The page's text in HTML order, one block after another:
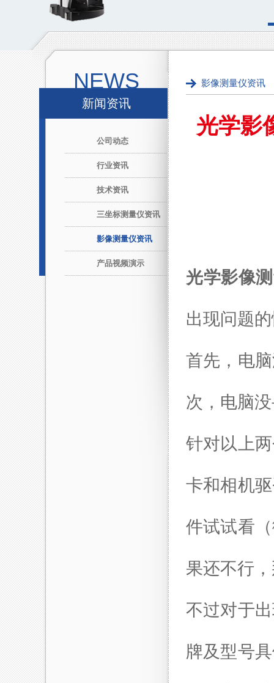
NEWS
新闻资讯
公司动态
行业资讯
技术资讯
三坐标测量仪资讯
影像测量仪资讯
产品视频演示
影像测量仪资讯
光学影
光学影像
出现问题
首先，电
次，电脑
针对以上
卡和相机
件试试看
果还不行
不过对于
牌及型号